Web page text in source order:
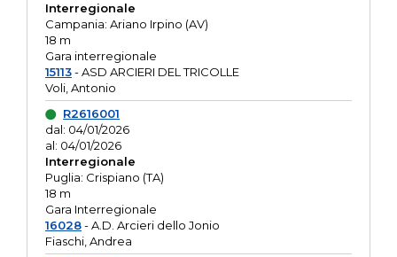
Interregionale
Campania: Ariano Irpino (AV)
18 m
Gara interregionale
15113- ASD ARCIERI DEL TRICOLLE
Voli, Antonio
R2616001
dal: 04/01/2026
al: 04/01/2026
Interregionale
Puglia: Crispiano (TA)
18 m
Gara Interregionale
16028- A.D. Arcieri dello Jonio
Fiaschi, Andrea